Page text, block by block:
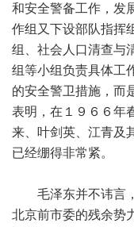
和安全警备工作，发
作组又下设部队指挥
组、社会人口清查与
组等小组负责具体工
的安全警卫措施，而
表明，在１９６６年
来、叶剑英、江青及
已经绷得非常紧。
毛泽东并不讳言，
北京前市委的残余势